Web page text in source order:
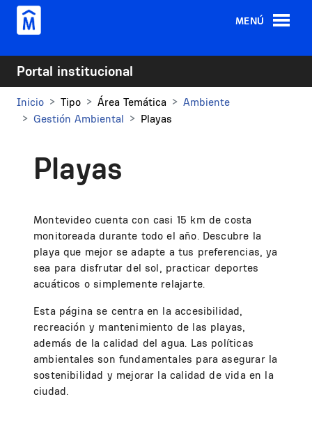
Pasar al contenido principal
MENÚ
Portal institucional
Inicio Tipo Área Temática
Ambiente
Gestión Ambiental
Playas
Playas
Montevideo cuenta con casi 15 km de costa
monitoreada durante todo el año. Descubre la
playa que mejor se adapte a tus preferencias, ya
sea para disfrutar del sol, practicar deportes
acuáticos o simplemente relajarte.
Esta página se centra en la accesibilidad,
recreación y mantenimiento de las playas,
además de la calidad del agua. Las políticas
ambientales son fundamentales para asegurar la
sostenibilidad y mejorar la calidad de vida en la
ciudad.